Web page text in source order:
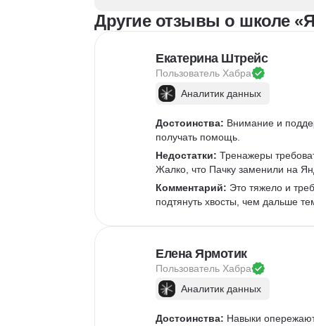
Другие отзывы о школе
Екатерина Штрейс
Пользователь Хабра
Аналитик данных
Достоинства: Внимание и
получать помощь.
Недостатки: Тренажеры
Жалко, что Пачку заменили на
Комментарий: Это тяжело и
подтянуть хвосты, чем дальше
Елена Ярмотик
Пользователь Хабра
Аналитик данных
Достоинства: Навыки опережают